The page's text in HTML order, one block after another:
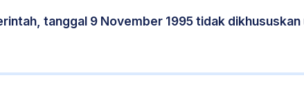
tanggal 9 November 1995 tidak dikhususkan